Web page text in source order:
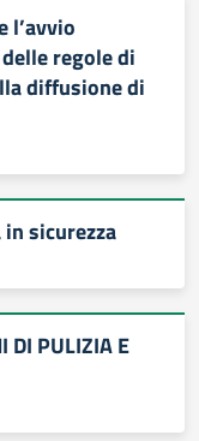
l’avvio
regole di
diffusione di
sicurezza
DI PULIZIA E